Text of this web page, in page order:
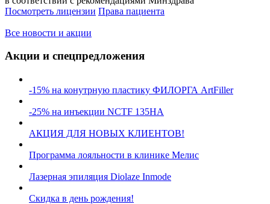
Посмотреть лицензии Права пациента
Все новости и акции
Акции и спецпредложения
-15% на конутрную пластику ФИЛОРГА ArtFiller
-25% на инъекции NCTF 135HA
АКЦИЯ ДЛЯ НОВЫХ КЛИЕНТОВ!
Программа лояльности в клинике Мелис
Лазерная эпиляция Diolaze Inmode
Скидка в день рождения!